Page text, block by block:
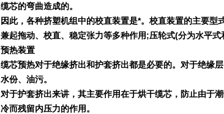
缆芯的弯曲造成的。
因此，各种挤塑机组中的校直装置是*。校直装置的主要型
兼起拖动、校直、稳定张力等多种作用;压轮式(分为水平式
预热装置
缆芯预热对于绝缘挤出和护套挤出都是必要的。对于绝缘
水份、油污。
对于护套挤出来讲，其主要作用在于烘干缆芯，防止由于
冷而残留内压力的作用。